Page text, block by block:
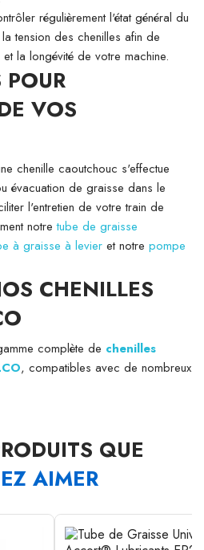
régulièrement l'état général du
tension des chenilles afin de
la longévité de votre machine.
POUR
VOS
chenille caoutchouc s'effectue
évacuation de graisse dans le
l'entretien de votre train de
notretube de graisse
à graisse à levier et notre pompe
CHENILLES
complète de chenilles
, compatibles avec de nombreux
QUE
AIMER